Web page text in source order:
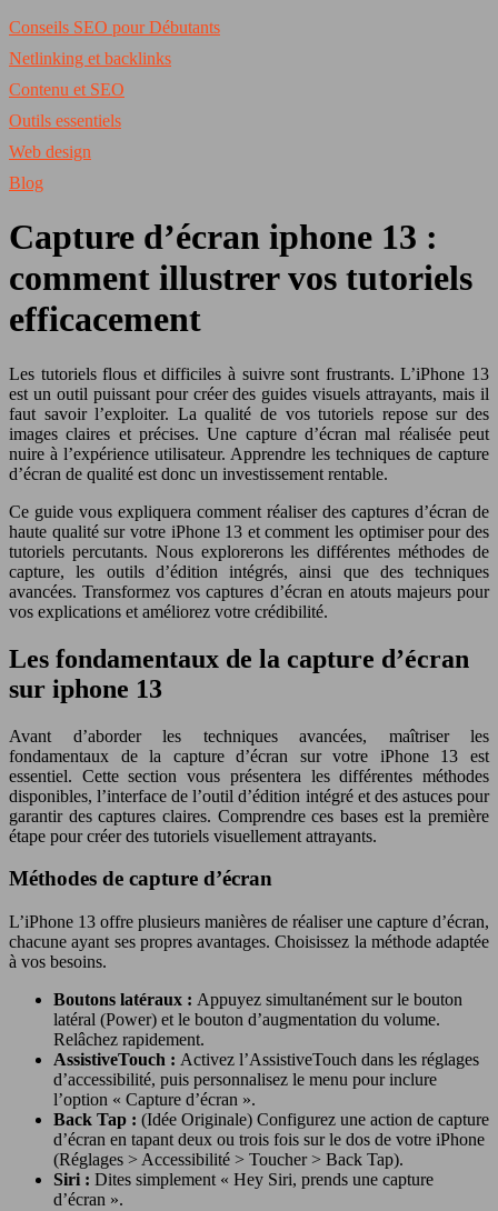
Conseils SEO pour Débutants
Netlinking et backlinks
Contenu et SEO
Outils essentiels
Web design
Blog
Capture d’écran iphone 13 :
comment illustrer vos tutoriels
efficacement
Les tutoriels flous et difficiles à suivre sont frustrants. L’iPhone 13
est un outil puissant pour créer des guides visuels attrayants, mais il
faut savoir l’exploiter. La qualité de vos tutoriels repose sur des
images claires et précises. Une capture d’écran mal réalisée peut
nuire à l’expérience utilisateur. Apprendre les techniques de capture
d’écran de qualité est donc un investissement rentable.
Ce guide vous expliquera comment réaliser des captures d’écran de
haute qualité sur votre iPhone 13 et comment les optimiser pour des
tutoriels percutants. Nous explorerons les différentes méthodes de
capture, les outils d’édition intégrés, ainsi que des techniques
avancées. Transformez vos captures d’écran en atouts majeurs pour
vos explications et améliorez votre crédibilité.
Les fondamentaux de la capture d’écran
sur iphone 13
Avant d’aborder les techniques avancées, maîtriser les
fondamentaux de la capture d’écran sur votre iPhone 13 est
essentiel. Cette section vous présentera les différentes méthodes
disponibles, l’interface de l’outil d’édition intégré et des astuces pour
garantir des captures claires. Comprendre ces bases est la première
étape pour créer des tutoriels visuellement attrayants.
Méthodes de capture d’écran
L’iPhone 13 offre plusieurs manières de réaliser une capture d’écran,
chacune ayant ses propres avantages. Choisissez la méthode adaptée
à vos besoins.
Boutons latéraux : Appuyez simultanément sur le bouton
latéral (Power) et le bouton d’augmentation du volume.
Relâchez rapidement.
AssistiveTouch : Activez l’AssistiveTouch dans les réglages
d’accessibilité, puis personnalisez le menu pour inclure
l’option « Capture d’écran ».
Back Tap : (Idée Originale) Configurez une action de capture
d’écran en tapant deux ou trois fois sur le dos de votre iPhone
(Réglages > Accessibilité > Toucher > Back Tap).
Siri : Dites simplement « Hey Siri, prends une capture
d’écran ».